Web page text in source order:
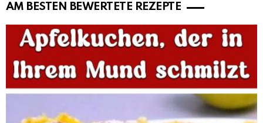
AM BESTEN BEWERTETE REZEPTE